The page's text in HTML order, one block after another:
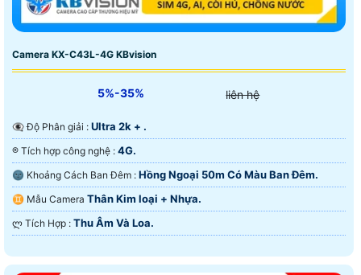
Camera KX-C43L-4G KBvision
5%-35% liên hệ
👁️‍🗨 Độ Phân giải : Ultra 2k + .
®️ Tích hợp công nghệ : 4G.
🌚 Khoảng Cách Ban Đêm : Hồng Ngoại 50m Có Màu Ban Ðêm.
♊ Mẫu Camera Thân Kim loại + Nhựa.
️ლ Tích Hợp : Thu Âm Và Loa.